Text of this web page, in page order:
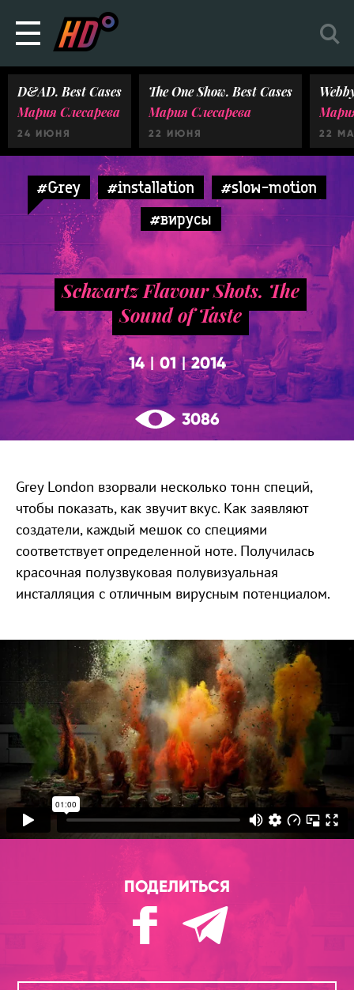
D&AD. Best Cases
Мария Слесарева
24 ИЮНЯ
The One Show. Best Cases
Мария Слесарева
22 ИЮНЯ 22
#Grey #installation
#slow-motion
#вирусы
Schwartz Flavour Shots. The
Sound of Taste
14|01|2014
3086
Grey London взорвали несколько тонн специй,
чтобы показать, как звучит вкус. Как заявляют
создатели, каждый мешок со специями
соответствует определенной ноте. Получилась
красочная полузвуковая полувизуальная
инсталляция с отличным вирусным потенциалом.
ПОДЕЛИТЬСЯ